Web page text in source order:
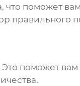
поможет
правильного
поможет